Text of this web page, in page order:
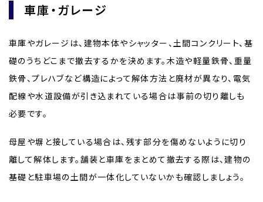
車庫・ガレージ
車庫やガレージは、建物本体やシャッター、土間コンクリート、基
礎のうちどこまで撤去するかを決めます。木造や軽量鉄骨、重量
鉄骨、プレハブなど構造によって解体方法と廃材が異なり、電気
配線や水道設備が引き込まれている場合は事前の切り離しも
必要です。
母屋や塀と接している場合は、残す部分を傷めないように切り
離して解体します。舗装と車庫をまとめて撤去する際は、建物の
基礎と駐車場の土間が一体化していないかも確認しましょう。